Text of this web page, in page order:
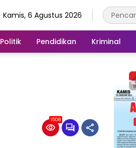
Kamis, 6 Agustus 2026
Politik Pendidikan Kriminal
1508